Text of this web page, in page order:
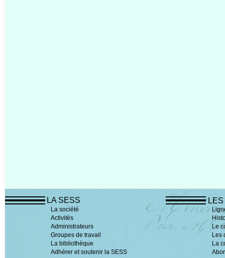
LA SESS
La société
Activités
Administrateurs
Groupes de travail
La bibliothèque
Le
Les
La
Adhérer et soutenir la SESS